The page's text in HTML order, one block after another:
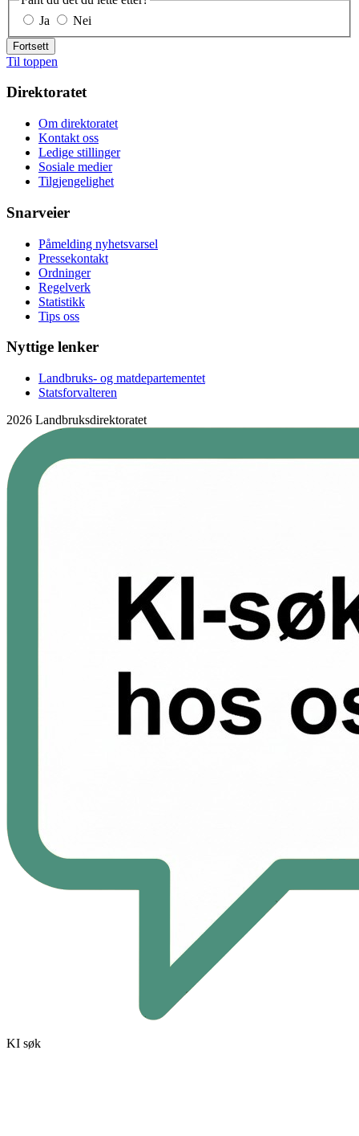
Ja
Nei
Fortsett
Til toppen
Direktoratet
Om direktoratet
Kontakt oss
Ledige stillinger
Sosiale medier
Tilgjengelighet
Snarveier
Påmelding nyhetsvarsel
Pressekontakt
Ordninger
Regelverk
Statistikk
Tips oss
Nyttige lenker
Landbruks- og matdepartementet
Statsforvalteren
2026 Landbruksdirektoratet
KI søk